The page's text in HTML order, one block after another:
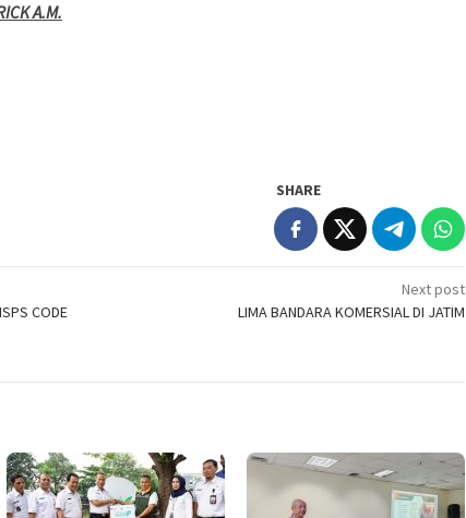
A.M.
SHARE
CODE
Next post
LIMA BANDARA KOMERSIAL DI JATIM